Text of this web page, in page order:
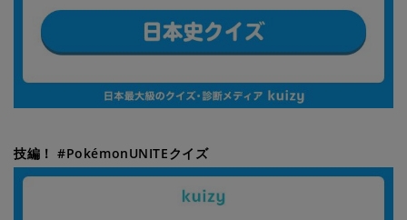
技編！ #PokémonUNITEクイズ